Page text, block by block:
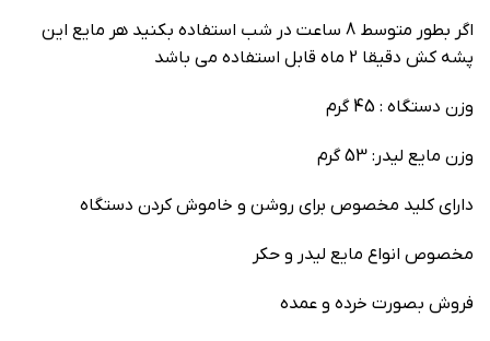
اگر بطور متوسط 8 ساعت در شب استفاده بکنید هر مایع این
پشه کش دقیقا 2 ماه قابل استفاده می باشد
وزن دستگاه : 45 گرم
وزن مایع لیدر: 53 گرم
دارای کلید مخصوص برای روشن و خاموش کردن دستگاه
مخصوص انواع مایع لیدر و حکر
فروش بصورت خرده و عمده